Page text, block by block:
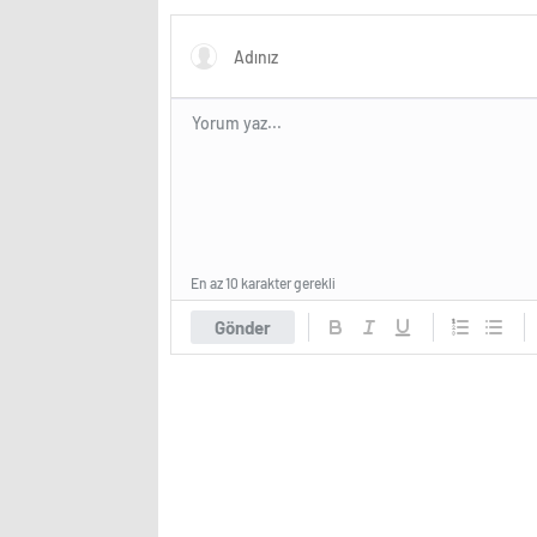
kurallar
Gönder
En az 10 karakter gerekli